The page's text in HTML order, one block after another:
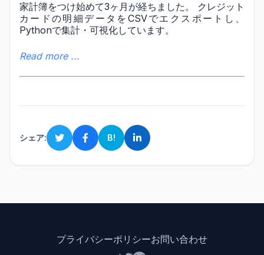
家計簿をつけ始めて3ヶ月が経ちました。 クレジット
カードの明細データをCSVでエクスポートし、
Pythonで集計・可視化しています。
Read more ...
シェア: B!
プライバシーポリシーお問い合わせ